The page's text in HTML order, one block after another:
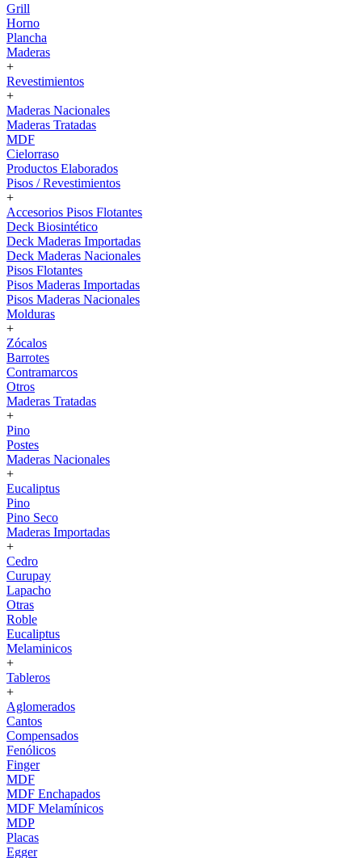
Grill
Horno
Plancha
Maderas
+
Revestimientos
+
Maderas Nacionales
Maderas Tratadas
MDF
Cielorraso
Productos Elaborados
Pisos / Revestimientos
+
Accesorios Pisos Flotantes
Deck Biosintético
Deck Maderas Importadas
Deck Maderas Nacionales
Pisos Flotantes
Pisos Maderas Importadas
Pisos Maderas Nacionales
Molduras
+
Zócalos
Barrotes
Contramarcos
Otros
Maderas Tratadas
+
Pino
Postes
Maderas Nacionales
+
Eucaliptus
Pino
Pino Seco
Maderas Importadas
+
Cedro
Curupay
Lapacho
Otras
Roble
Eucaliptus
Melaminicos
+
Tableros
+
Aglomerados
Cantos
Compensados
Fenólicos
Finger
MDF
MDF Enchapados
MDF Melamínicos
MDP
Placas
Egger